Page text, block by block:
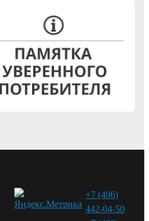
+7 (496)
442-04-50